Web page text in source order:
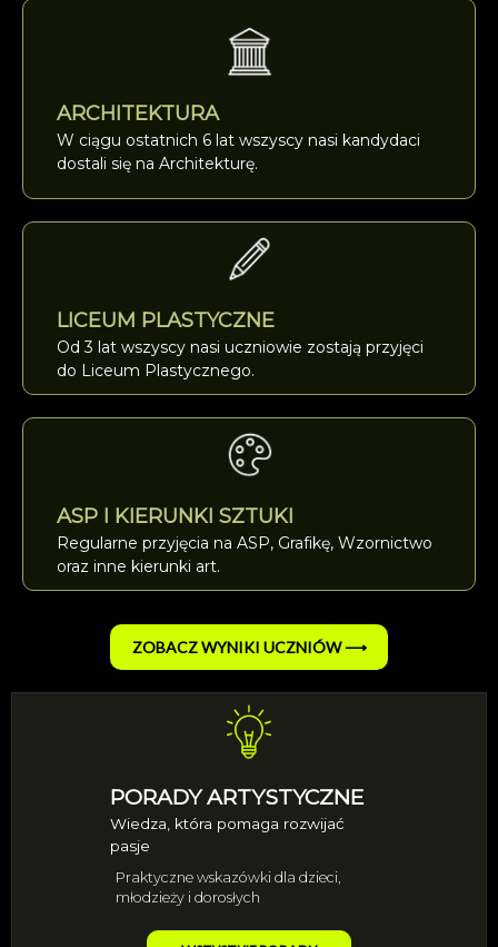
ARCHITEKTURA
W ciągu ostatnich 6 lat wszyscy nasi kandydaci
dostali się na Architekturę.
LICEUM PLASTYCZNE
Od 3 lat wszyscy nasi uczniowie zostają przyjęci
do Liceum Plastycznego.
ASP I KIERUNKI SZTUKI
Regularne przyjęcia na ASP, Grafikę, Wzornictwo
oraz inne kierunki art.
ZOBACZ WYNIKI UCZNIÓW ⟶
PORADY ARTYSTYCZNE
Wiedza, która pomaga rozwijać
pasje
Praktyczne wskazówki dla dzieci,
młodzieży i dorosłych